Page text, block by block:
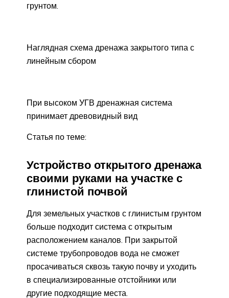
грунтом.
Наглядная схема дренажа закрытого типа с
линейным сбором
При высоком УГВ дренажная система
принимает древовидный вид
Статья по теме:
Устройство открытого дренажа
своими руками на участке с
глинистой почвой
Для земельных участков с глинистым грунтом
больше подходит система с открытым
расположением каналов. При закрытой
системе трубопроводов вода не сможет
просачиваться сквозь такую почву и уходить
в специализированные отстойники или
другие подходящие места.